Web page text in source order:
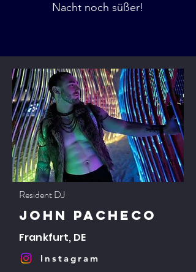
Nacht noch süßer!
Resident DJ
John Pacheco
Frankfurt, DE
Instagram